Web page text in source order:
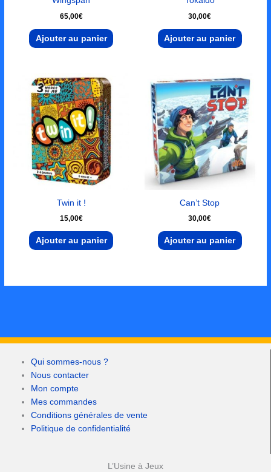
65,00€
Ajouter au panier
30,00€
Ajouter au panier
Twin it !
15,00€
Ajouter au panier
Can’t Stop
30,00€
Ajouter au panier
Qui sommes-nous ?
Nous contacter
Mon compte
Mes commandes
Conditions générales de vente
Politique de confidentialité
L’Usine à Jeux